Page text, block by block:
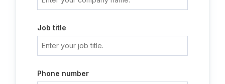
Job title
Phone number